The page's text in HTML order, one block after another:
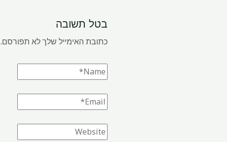
בטל תשובה
כתובת האימייל שלך לא תפורסם.